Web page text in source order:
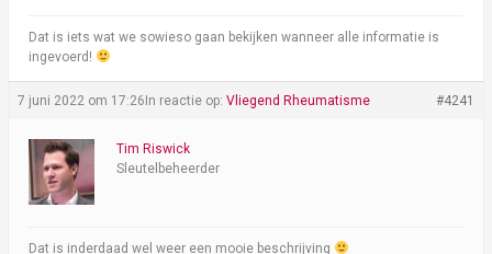
Dat is iets wat we sowieso gaan bekijken wanneer alle informatie is
ingevoerd!
7 juni 2022 om 17:26In reactie op:Vliegend Rheumatisme #4241
Tim Riswick
Sleutelbeheerder
Dat is inderdaad wel weer een mooie beschrijving